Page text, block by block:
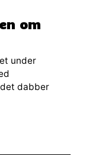
om
under
dabber